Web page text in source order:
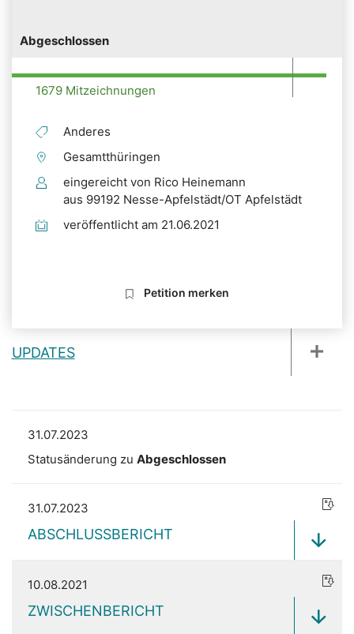
Abgeschlossen
1679 Mitzeichnungen
Anderes
Gesamtthüringen
eingereicht von Rico Heinemann
aus 99192 Nesse-Apfelstädt/OT Apfelstädt
veröffentlicht am 21.06.2021
Petition merken
UPDATES
31.07.2023
Statusänderung zu Abgeschlossen
31.07.2023
ABSCHLUSSBERICHT
10.08.2021
ZWISCHENBERICHT